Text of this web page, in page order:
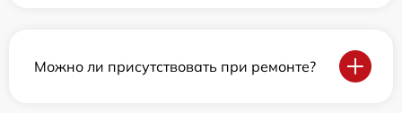
Можно ли присутствовать при ремонте?